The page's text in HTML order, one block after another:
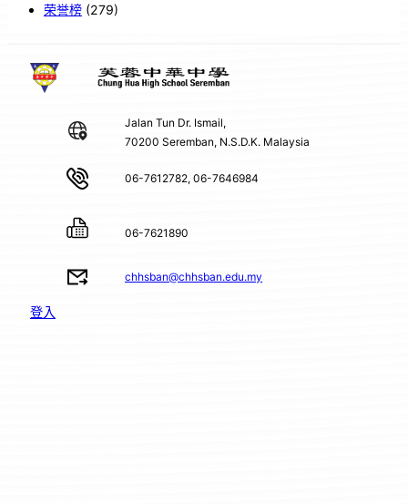
荣誉榜 (279)
Jalan Tun Dr. Ismail,
70200 Seremban, N.S.D.K. Malaysia
06-7612782, 06-7646984
06-7621890
chhsban@chhsban.edu.my
登入